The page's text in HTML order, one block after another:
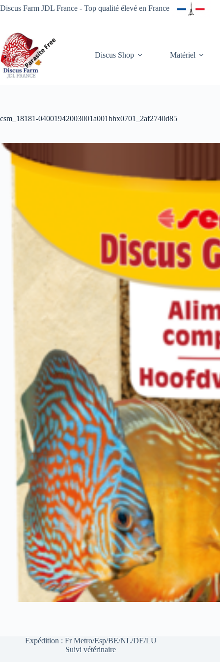
Passer
au
Discus Farm JDL France - Top qualité élevé en France
Discus Shop Matériel
csm_18181-04001942003001a001bhx0701_2af2740d85
Expédition : Fr Metro/Esp/BE/NL/DE/LU
Suivi vétérinaire